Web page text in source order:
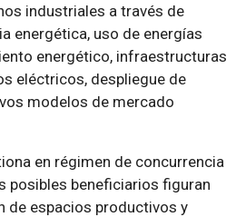
industriales a través de
energética, uso de energías
energético, infraestructuras
eléctricos, despliegue de
modelos de mercado
en régimen de concurrencia
posibles beneficiarios figuran
de espacios productivos y